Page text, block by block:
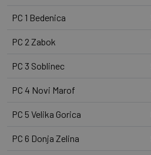
PC 1 Bedenica
PC 2 Zabok
PC 3 Soblinec
PC 4 Novi Marof
PC 5 Velika Gorica
PC 6 Donja Zelina